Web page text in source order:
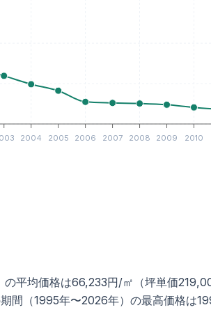
2004 2005 2006 2007 2008 2009 2010
平均価格は66,233円/㎡（坪単価
間（1995年〜2026年）の最高価格